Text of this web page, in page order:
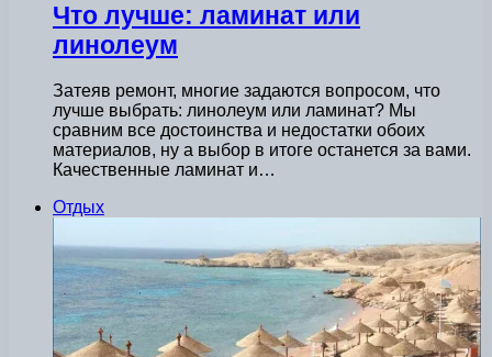
Что лучше: ламинат или
линолеум
Затеяв ремонт, многие задаются вопросом, что
лучше выбрать: линолеум или ламинат? Мы
сравним все достоинства и недостатки обоих
материалов, ну а выбор в итоге останется за вами.
Качественные ламинат и…
Отдых